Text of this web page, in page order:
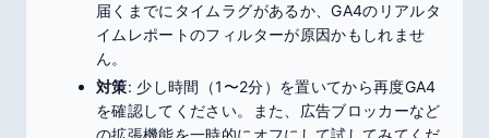
届くまでにタイムラグがあるか、GA4のリアルタ
イムレポートのフィルターが原因かもしれませ
ん。
対策: 少し時間（1〜2分）を置いてから再度GA4
を確認してください。また、広告ブロッカーなど
の拡張機能を一時的にオフにして試してみてくだ